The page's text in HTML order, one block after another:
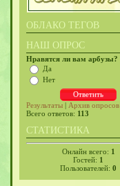
ОБЛАКО ТЕГОВ
НАШ ОПРОС
Нравятся ли вам арбузы?
Да
Нет
Результаты | Архив опросов
Всего ответов: 113
СТАТИСТИКА
Онлайн всего: 1
Гостей: 1
Пользователей: 0